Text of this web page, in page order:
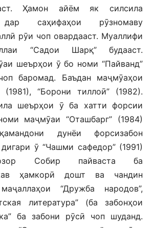
Ҳамон айём як силсила
саҳифаҳои рӯзномаву
рӯи чоп овардааст. Муаллифи
“Садои Шарқ” будааст.
шеърҳои ӯ бо номи “Пайванд”
баромад. Баъдан маҷмӯаҳои
“Борони тиллоӣ” (1982).
шеърҳои ӯ ба хатти форсии
маҷмӯаи “Оташбарг” (1984)
дунёи форсизабон
ӯ “Чашми сафедор” (1991)
Собир пайваста ба
ҳамкорӣ дошт ва чандин
“Дружба народов”,
литература” (ба забонҳои
ба забони рӯсӣ чоп шуданд.